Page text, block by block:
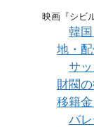
映画『シビ
韓
地・
サ
財閥
移籍
バ